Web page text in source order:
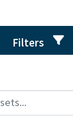
Filters